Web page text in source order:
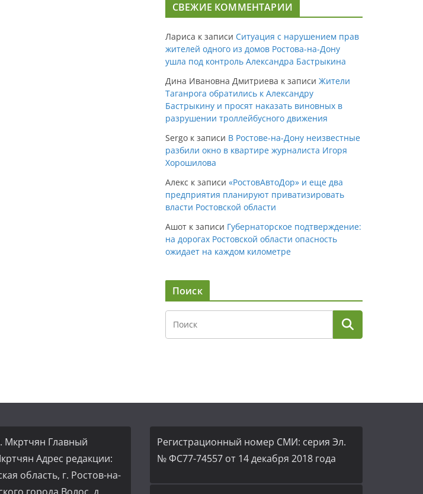
СВЕЖИЕ КОММЕНТАРИИ
Лариса к записи Ситуация с нарушением прав
жителей одного из домов Ростова-на-Дону
ушла под контроль Александра Бастрыкина
Дина Ивановна Дмитриева к записи Жители
Таганрога обратились к Александру
Бастрыкину и просят наказать виновных в
разрушении троллейбусного движения
Sergo к записи В Ростове-на-Дону неизвестные
разбили окно в квартире журналиста Игоря
Хорошилова
Алекс к записи «РостовАвтоДор» и еще два
предприятия планируют приватизировать
власти Ростовской области
Ашот к записи Губернаторское подтверждение:
на дорогах Ростовской области опасность
ожидает на каждом километре
Поиск
Мкртчян Главный
Адрес редакции:
область, г. Ростов-на-
Регистрационный номер СМИ: серия Эл.
№ ФС77-74557 от 14 декабря 2018 года